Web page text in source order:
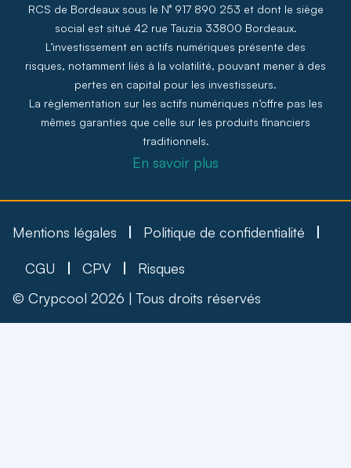
RCS de Bordeaux sous le N° 917 890 253 et dont le siège
social est situé 42 rue Tauzia 33800 Bordeaux.
L’investissement en actifs numériques présente des
risques, notamment liés à la volatilité, pouvant mener à des
pertes en capital pour les investisseurs.
La règlementation sur les actifs numériques n’offre pas les
mêmes garanties que celle sur les produits financiers
traditionnels.
En savoir plus
Mentions légales Politique de confidentialité
CGU CPV
Risques
© Crypcool 2026 | Tous droits réservés